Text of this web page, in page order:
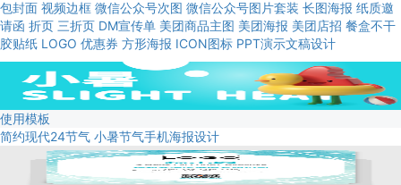
包封面 视频边框 微信公众号次图 微信公众号图片套装 长图海报 纸质邀
请函 折页 三折页 DM宣传单 美团商品主图 美团海报 美团店招 餐盒不干
胶贴纸 LOGO 优惠券 方形海报 ICON图标 PPT演示文稿设计
使用模板
简约现代24节气 小暑节气手机海报设计